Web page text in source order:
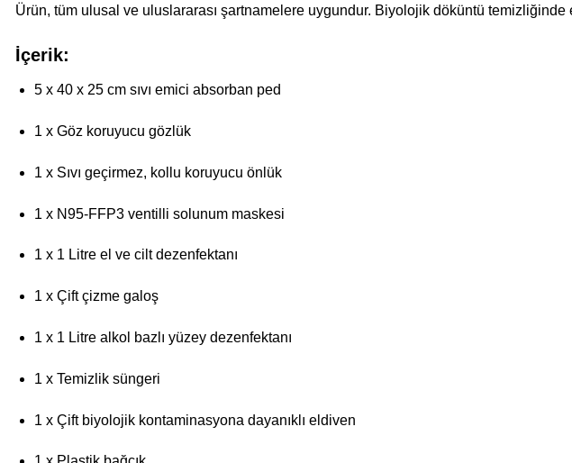
Ürün, tüm ulusal ve uluslararası şartnamelere uygundur. Biyolojik döküntü
İçerik:
5 x 40 x 25 cm sıvı emici absorban ped
1 x Göz koruyucu gözlük
1 x Sıvı geçirmez, kollu koruyucu önlük
1 x N95-FFP3 ventilli solunum maskesi
1 x 1 Litre el ve cilt dezenfektanı
1 x Çift çizme galoş
1 x 1 Litre alkol bazlı yüzey dezenfektanı
1 x Temizlik süngeri
1 x Çift biyolojik kontaminasyona dayanıklı eldiven